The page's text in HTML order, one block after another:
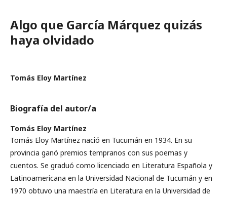
Algo que García Márquez quizás
haya olvidado
Tomás Eloy Martínez
Biografía del autor/a
Tomás Eloy Martínez
Tomás Eloy Martínez nació en Tucumán en 1934. En su
provincia ganó premios tempranos con sus poemas y
cuentos. Se graduó como licenciado en Literatura Española y
Latinoamericana en la Universidad Nacional de Tucumán y en
1970 obtuvo una maestría en Literatura en la Universidad de